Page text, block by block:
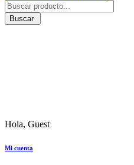
Buscar
Hola, Guest
Mi cuenta